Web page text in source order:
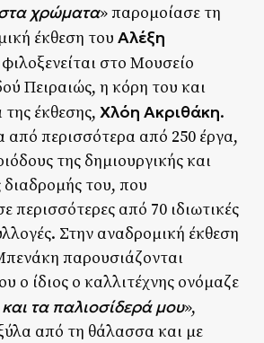
στα χρώματα» παρομοίασε τη
έκθεση του Αλέξη
στο Μουσείο
Πειραιώς, η κόρη του και
έκθεσης, Χλόη Ακριθάκη.
από περισσότερα από 250 έργα,
της δημιουργικής και
διαδρομής του, που
περισσότερες από 70 ιδιωτικές
Στην αναδρομική έκθεση
παρουσιάζονται
ο ίδιος ο καλλιτέχνης ονόμαζε
τα παλιοσίδερά μου»,
από τη θάλασσα και με